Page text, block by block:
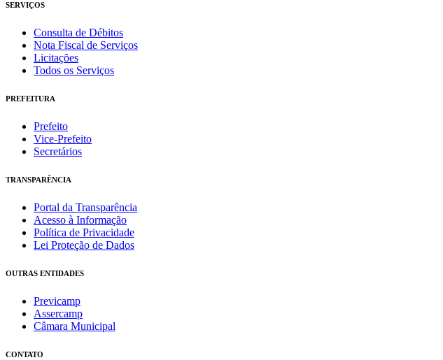
SERVIÇOS
Consulta de Débitos
Nota Fiscal de Serviços
Licitações
Todos os Serviços
PREFEITURA
Prefeito
Vice-Prefeito
Secretários
TRANSPARÊNCIA
Portal da Transparência
Acesso à Informação
Política de Privacidade
Lei Proteção de Dados
OUTRAS ENTIDADES
Previcamp
Assercamp
Câmara Municipal
CONTATO